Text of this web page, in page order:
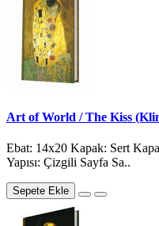
Art of World / The Kiss
Ebat: 14x20 Kapak: Sert
Yapısı: Çizgili Sayfa Sa..
Sepete Ekle